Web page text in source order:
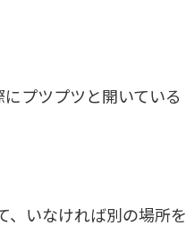
プツプツと開いている
、いなければ別の場所を